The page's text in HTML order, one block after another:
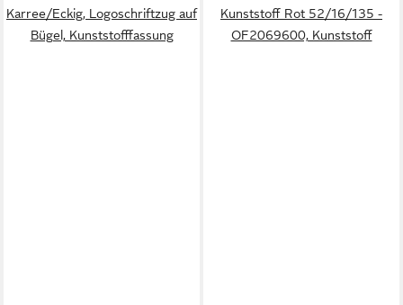
Karree/Eckig, Logoschriftzug auf
Bügel, Kunststofffassung
Kunststoff Rot 52/16/135 -
OF2069600, Kunststoff